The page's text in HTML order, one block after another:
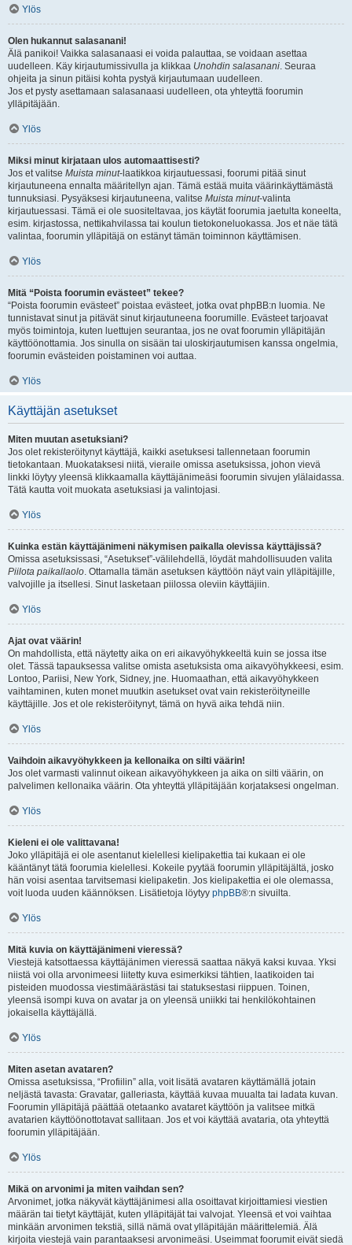
Ylös
Olen hukannut salasanani!
Älä panikoi! Vaikka salasanaasi ei voida palauttaa, se voidaan asettaa
uudelleen. Käy kirjautumissivulla ja klikkaa Unohdin salasanani. Seuraa
ohjeita ja sinun pitäisi kohta pystyä kirjautumaan uudelleen.
Jos et pysty asettamaan salasanaasi uudelleen, ota yhteyttä foorumin
ylläpitäjään.
Ylös
Miksi minut kirjataan ulos automaattisesti?
Jos et valitse Muista minut-laatikkoa kirjautuessasi, foorumi pitää sinut
kirjautuneena ennalta määritellyn ajan. Tämä estää muita väärinkäyttämästä
tunnuksiasi. Pysyäksesi kirjautuneena, valitse Muista minut-valinta
kirjautuessasi. Tämä ei ole suositeltavaa, jos käytät foorumia jaetulta koneelta,
esim. kirjastossa, nettikahvilassa tai koulun tietokoneluokassa. Jos et näe tätä
valintaa, foorumin ylläpitäjä on estänyt tämän toiminnon käyttämisen.
Ylös
Mitä “Poista foorumin evästeet” tekee?
“Poista foorumin evästeet” poistaa evästeet, jotka ovat phpBB:n luomia. Ne
tunnistavat sinut ja pitävät sinut kirjautuneena foorumille. Evästeet tarjoavat
myös toimintoja, kuten luettujen seurantaa, jos ne ovat foorumin ylläpitäjän
käyttöönottamia. Jos sinulla on sisään tai uloskirjautumisen kanssa ongelmia,
foorumin evästeiden poistaminen voi auttaa.
Ylös
Käyttäjän asetukset
Miten muutan asetuksiani?
Jos olet rekisteröitynyt käyttäjä, kaikki asetuksesi tallennetaan foorumin
tietokantaan. Muokataksesi niitä, vieraile omissa asetuksissa, johon vievä
linkki löytyy yleensä klikkaamalla käyttäjänimeäsi foorumin sivujen ylälaidassa.
Tätä kautta voit muokata asetuksiasi ja valintojasi.
Ylös
Kuinka estän käyttäjänimeni näkymisen paikalla olevissa käyttäjissä?
Omissa asetuksissasi, “Asetukset”-välilehdellä, löydät mahdollisuuden valita
Piilota paikallaolo. Ottamalla tämän asetuksen käyttöön näyt vain ylläpitäjille,
valvojille ja itsellesi. Sinut lasketaan piilossa oleviin käyttäjiin.
Ylös
Ajat ovat väärin!
On mahdollista, että näytetty aika on eri aikavyöhykkeeltä kuin se jossa itse
olet. Tässä tapauksessa valitse omista asetuksista oma aikavyöhykkeesi, esim.
Lontoo, Pariisi, New York, Sidney, jne. Huomaathan, että aikavyöhykkeen
vaihtaminen, kuten monet muutkin asetukset ovat vain rekisteröityneille
käyttäjille. Jos et ole rekisteröitynyt, tämä on hyvä aika tehdä niin.
Ylös
Vaihdoin aikavyöhykkeen ja kellonaika on silti väärin!
Jos olet varmasti valinnut oikean aikavyöhykkeen ja aika on silti väärin, on
palvelimen kellonaika väärin. Ota yhteyttä ylläpitäjään korjataksesi ongelman.
Ylös
Kieleni ei ole valittavana!
Joko ylläpitäjä ei ole asentanut kielellesi kielipakettia tai kukaan ei ole
kääntänyt tätä foorumia kielellesi. Kokeile pyytää foorumin ylläpitäjältä, josko
hän voisi asentaa tarvitsemasi kielipaketin. Jos kielipakettia ei ole olemassa,
voit luoda uuden käännöksen. Lisätietoja löytyy phpBB®:n sivuilta.
Ylös
Mitä kuvia on käyttäjänimeni vieressä?
Viestejä katsottaessa käyttäjänimen vieressä saattaa näkyä kaksi kuvaa. Yksi
niistä voi olla arvonimeesi liitetty kuva esimerkiksi tähtien, laatikoiden tai
pisteiden muodossa viestimäärästäsi tai statuksestasi riippuen. Toinen,
yleensä isompi kuva on avatar ja on yleensä uniikki tai henkilökohtainen
jokaisella käyttäjällä.
Ylös
Miten asetan avataren?
Omissa asetuksissa, “Profiilin” alla, voit lisätä avataren käyttämällä jotain
neljästä tavasta: Gravatar, galleriasta, käyttää kuvaa muualta tai ladata kuvan.
Foorumin ylläpitäjä päättää otetaanko avataret käyttöön ja valitsee mitkä
avatarien käyttöönottotavat sallitaan. Jos et voi käyttää avataria, ota yhteyttä
foorumin ylläpitäjään.
Ylös
Mikä on arvonimi ja miten vaihdan sen?
Arvonimet, jotka näkyvät käyttäjänimesi alla osoittavat kirjoittamiesi viestien
määrän tai tietyt käyttäjät, kuten ylläpitäjät tai valvojat. Yleensä et voi vaihtaa
minkään arvonimen tekstiä, sillä nämä ovat ylläpitäjän määrittelemiä. Älä
kirjoita viestejä vain parantaaksesi arvonimeäsi. Useimmat foorumit eivät siedä